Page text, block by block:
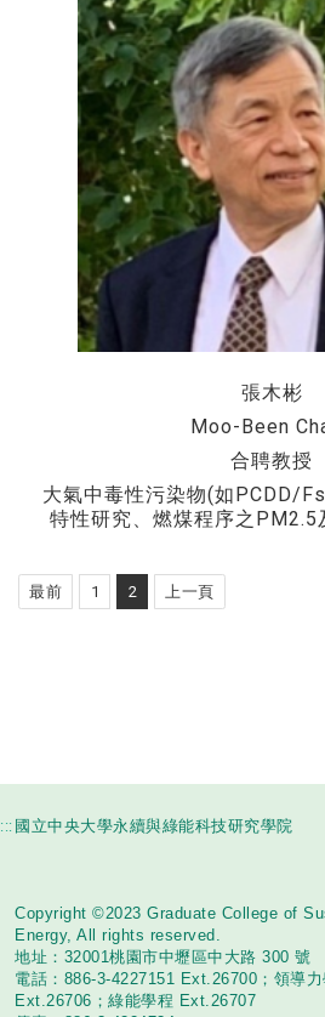
張木彬
Moo-Been
合聘教授
大氣中毒性污染物(如PCDD/
特性研究、燃煤程序之PM2.5
s)之轉換利用、多重污染物併
漿整合技術開
最前 1 2 上一頁
::: 國立中央大學永續與綠
Copyright ©2023 Graduate College of
Energy, All rights reserved.
地址：32001桃園市中壢區中大路 300 號
電話：886-3-4227151 Ext.26700；領導
Ext.26706；綠能學程 Ext.26707